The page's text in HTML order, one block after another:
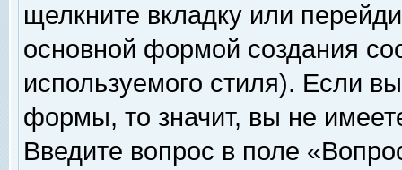
щелкните вкладку или
основной формой создания
используемого стиля). Если
формы, то значит, вы не
Введите вопрос в поле